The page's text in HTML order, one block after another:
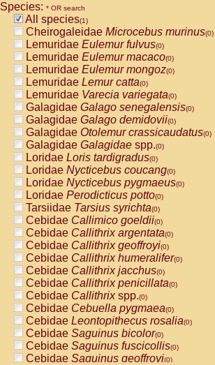
Species: * OR search
All species(1)
Cheirogaleidae Microcebus murinus(0)
Lemuridae Eulemur fulvus(0)
Lemuridae Eulemur macaco(0)
Lemuridae Eulemur mongoz(0)
Lemuridae Lemur catta(0)
Lemuridae Varecia variegata(0)
Galagidae Galago senegalensis(0)
Galagidae Galago demidovii(0)
Galagidae Otolemur crassicaudatus(0)
Galagidae Galagidae spp.(0)
Loridae Loris tardigradus(0)
Loridae Nycticebus coucang(0)
Loridae Nycticebus pygmaeus(0)
Loridae Perodicticus potto(0)
Tarsiidae Tarsius syrichta(0)
Cebidae Callimico goeldii(0)
Cebidae Callithrix argentata(0)
Cebidae Callithrix geoffroyi(0)
Cebidae Callithrix humeralifer(0)
Cebidae Callithrix jacchus(0)
Cebidae Callithrix penicillata(0)
Cebidae Callithrixspp.(0)
Cebidae Cebuella pygmaea(0)
Cebidae Leontopithecus rosalia(0)
Cebidae Saguinus bicolor(0)
Cebidae Saguinus fuscicollis(0)
Cebidae Saguinus geoffroyi(0)